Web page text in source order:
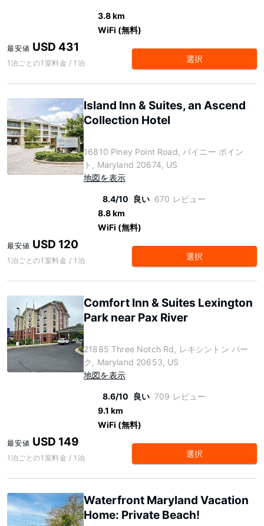
3.8 km
WiFi (無料)
最安値 USD 431
1泊ごとの1室料金 / 1泊 選択
Island Inn & Suites, an Ascend
Collection Hotel
16810 Piney Point Road, パイニー ポイン
ト, Maryland 20674, US
地図を表示
8.4/10 良い 670 レビュー
8.8 km
WiFi (無料)
最安値 USD 120
1泊ごとの1室料金 / 1泊 選択
Comfort Inn & Suites Lexington
Park near Pax River
21885 Three Notch Rd, レキシントン パー
ク, Maryland 20653, US
地図を表示
8.6/10 良い 709 レビュー
9.1 km
WiFi (無料)
最安値 USD 149
1泊ごとの1室料金 / 1泊 選択
Waterfront Maryland Vacation
Home: Private Beach!